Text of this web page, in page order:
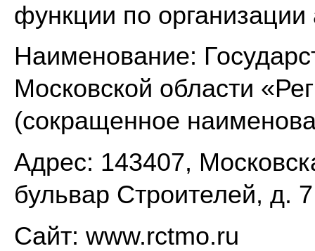
функции по
Наименование:
Московской области
(сокращенное
Адрес: 143407,
бульвар Строителей, д.
Сайт: www.rctmo.ru